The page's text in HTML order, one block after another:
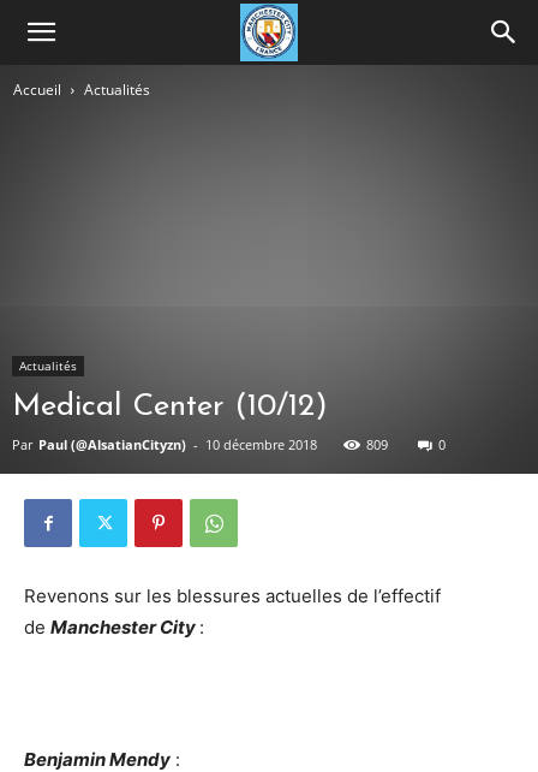
Accueil Actualités
Actualités
Medical Center (10/12)
Par Paul (@AlsatianCityzn) - 10 décembre 2018 809 0
Revenons sur les blessures actuelles de l’effectif
de Manchester City :
Benjamin Mendy :